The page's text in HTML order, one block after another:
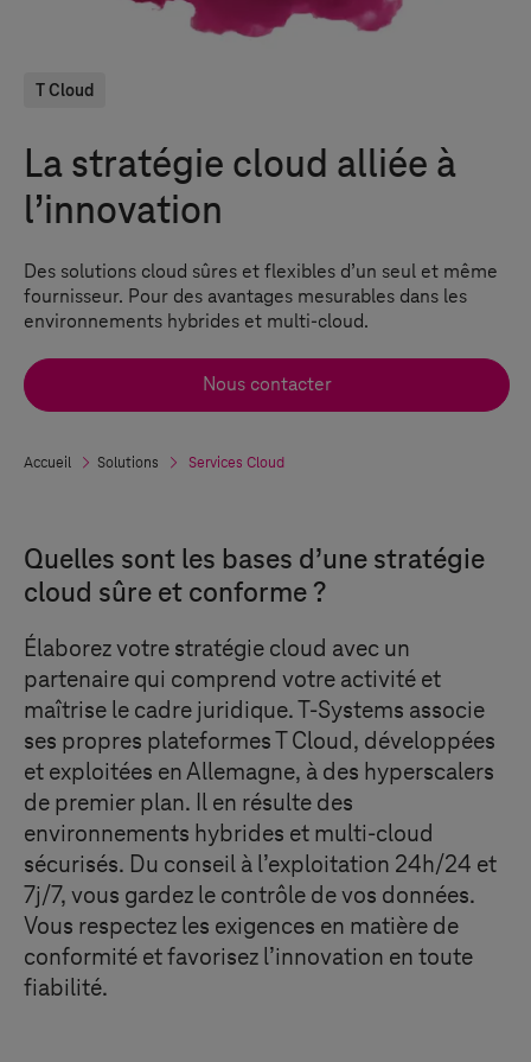
T Cloud
La stratégie cloud alliée à
l’innovation
Des solutions cloud sûres et flexibles d’un seul et même
fournisseur. Pour des avantages mesurables dans les
environnements hybrides et multi-cloud.
Nous contacter
Accueil Solutions Services Cloud
Quelles sont les bases d’une stratégie
cloud sûre et conforme ?
Élaborez votre stratégie cloud avec un
partenaire qui comprend votre activité et
maîtrise le cadre juridique.T-Systems associe
ses propres plateformesT Cloud, développées
et exploitées en Allemagne, à des hyperscalers
de premier plan. Il en résulte des
environnements hybrides et multi-cloud
sécurisés. Du conseil à l’exploitation 24h/24 et
7j/7, vous gardez le contrôle de vos données.
Vous respectez les exigences en matière de
conformité et favorisez l’innovation en toute
fiabilité.